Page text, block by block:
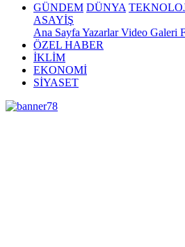
GÜNDEM DÜNYA
ASAYİŞ
Ana Sayfa YazarlarVideo Galeri
ÖZEL HABER
İKLİM
EKONOMİ
SİYASET